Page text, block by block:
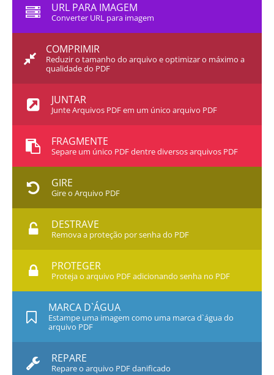
URL PARA IMAGEM
Converter URL para imagem
COMPRIMIR
Reduzir o tamanho do arquivo e optimizar o máximo a
qualidade do PDF
JUNTAR
Junte Arquivos PDF em um único arquivo PDF
FRAGMENTE
Separe um único PDF dentre diversos arquivos PDF
GIRE
Gire o Arquivo PDF
DESTRAVE
Remova a proteção por senha do PDF
PROTEGER
Proteja o arquivo PDF adicionando senha no PDF
MARCA D`ÁGUA
Estampe uma imagem como uma marca d`água do
arquivo PDF
REPARE
Repare o arquivo PDF danificado